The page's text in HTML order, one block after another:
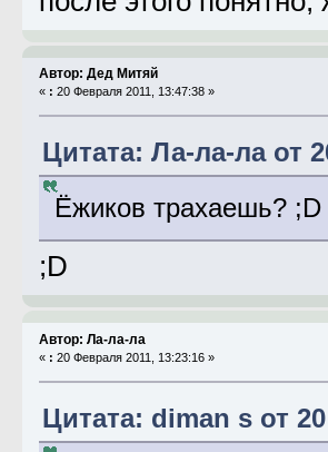
Автор: Дед Митяй
« : 20 Февраля 2011, 13:47:38 »
Цитата: Ла-ла-ла от
Ёжиков трахаешь? ;D
;D
Автор: Ла-ла-ла
« : 20 Февраля 2011, 13:23:16 »
Цитата: diman s от